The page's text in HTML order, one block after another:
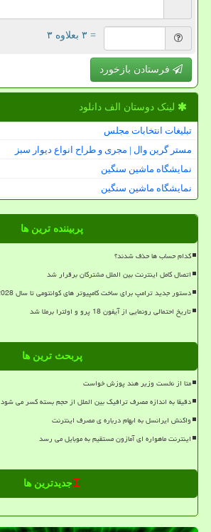
= ۳ بعلاوه ۳
فرستادن بازخورد
لینک دوستان الف دانلود
تبلیغات انتخابات مجلس
مستر گرین وال | مجری و طراح انواع دیوار سبز
نمایشگاه ماشین سنگین
نمایشگاه ماشین سنگین
پربیننده ترین ها
کدام حساب ها حذف شدند؟
اتصال کامل اینترنت بین الملل مشترکان برقرار شد
دستور جدید ترامپ برای ساخت کامپیوتر های کوانتومی تا سال 2028
تاریخ احتمالی رونمایی از آیفون 18 پرو و اولترا برملا شد
پربحث ترین ها
متا از نخست وزیر هند پوزش خواست
دقیقا به اندازه مصرف ترافیک بین الملل از حجم بسته کسر می شود
واکنش ایرانسل به ابهام درباره ی مصرف اینترنت
اینترنت ماهواره ای آمازون مستقیم به موبایل می رسد
جدیدترین ها